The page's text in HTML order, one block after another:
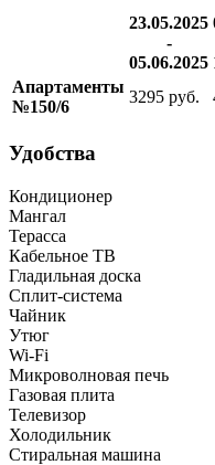
23.05.2025
-
05.06.2025
Апартаменты
№150/6
3295 руб.
Удобства
Кондиционер
Мангал
Терасса
Кабельное ТВ
Гладильная доска
Сплит-система
Чайник
Утюг
Wi-Fi
Микроволновая печь
Газовая плита
Телевизор
Холодильник
Стиральная машина